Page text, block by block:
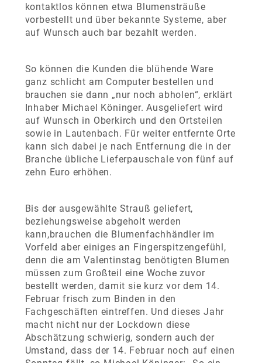
kontaktlos können etwa Blumensträuße
vorbestellt und über bekannte Systeme, aber
auf Wunsch auch bar bezahlt werden.
So können die Kunden die blühende Ware
ganz schlicht am Computer bestellen und
brauchen sie dann „nur noch abholen“, erklärt
Inhaber Michael Köninger. Ausgeliefert wird
auf Wunsch in Oberkirch und den Ortsteilen
sowie in Lautenbach. Für weiter entfernte Orte
kann sich dabei je nach Entfernung die in der
Branche übliche Lieferpauschale von fünf auf
zehn Euro erhöhen.
Bis der ausgewählte Strauß geliefert,
beziehungsweise abgeholt werden
kann,brauchen die Blumenfachhändler im
Vorfeld aber einiges an Fingerspitzengefühl,
denn die am Valentinstag benötigten Blumen
müssen zum Großteil eine Woche zuvor
bestellt werden, damit sie kurz vor dem 14.
Februar frisch zum Binden in den
Fachgeschäften eintreffen. Und dieses Jahr
macht nicht nur der Lockdown diese
Abschätzung schwierig, sondern auch der
Umstand, dass der 14. Februar noch auf einen